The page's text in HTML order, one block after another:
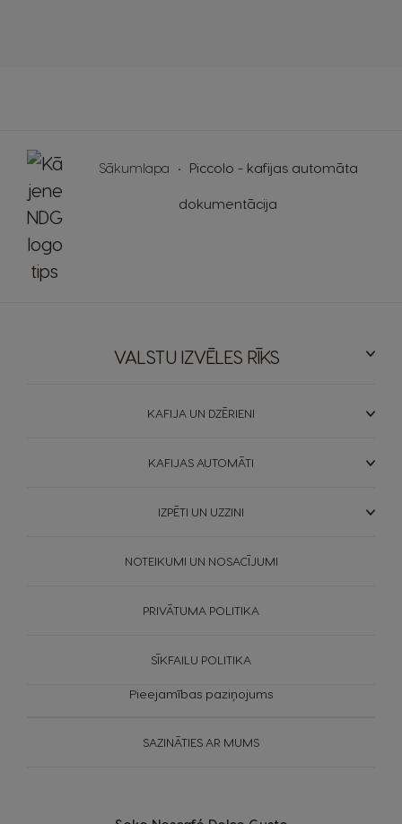
Sākumlapa Piccolo - kafijas automāta
dokumentācija
VALSTU IZVĒLES RĪKS
KAFIJA UN DZĒRIENI
KAFIJAS AUTOMĀTI
IZPĒTI UN UZZINI
SAZINĀTIES AR MUMS
NOTEIKUMI UN NOSACĪJUMI
PRIVĀTUMA POLITIKA
SĪKFAILU POLITIKA
Pieejamības paziņojums